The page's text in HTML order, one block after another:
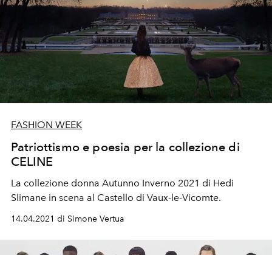
FASHION WEEK
Patriottismo e poesia per la collezione di
CELINE
La collezione donna Autunno Inverno 2021 di Hedi
Slimane in scena al Castello di Vaux-le-Vicomte.
14.04.2021 di Simone Vertua